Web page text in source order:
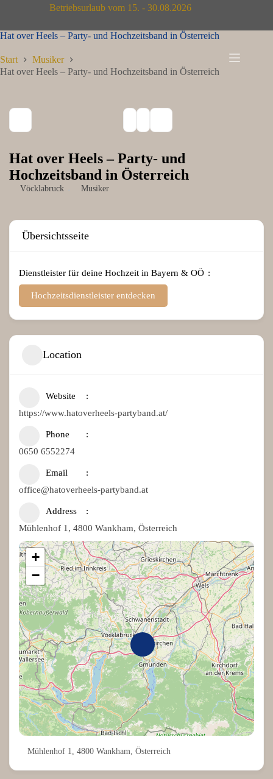
Betriebsurlaub vom 15. - 30.08.2026
Hat over Heels – Party- und Hochzeitsband in Österreich
Start
Musiker
Hat over Heels – Party- und Hochzeitsband in Österreich
Hat over Heels – Party- und
Hochzeitsband in Österreich
Vöcklabruck Musiker
Übersichtsseite
Dienstleister für deine Hochzeit in Bayern & OÖ
Hochzeitsdienstleister entdecken
Location
Website
https://www.hatoverheels-partyband.at/
Phone
0650 6552274
Email
office@hatoverheels-partyband.at
Address
Mühlenhof 1, 4800 Wankham, Österreich
+
−
Mühlenhof 1, 4800 Wankham, Österreich